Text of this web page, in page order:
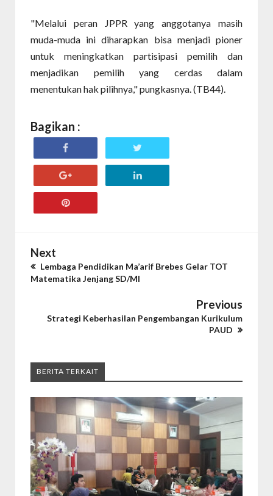
"Melalui peran JPPR yang anggotanya masih
muda-muda ini diharapkan bisa menjadi pioner
untuk meningkatkan partisipasi pemilih dan
menjadikan pemilih yang cerdas dalam
menentukan hak pilihnya," pungkasnya. (TB44).
Bagikan :
Next
Lembaga Pendidikan Ma’arif Brebes Gelar TOT
Matematika Jenjang SD/MI
Previous
Strategi Keberhasilan Pengembangan Kurikulum
PAUD
BERITA TERKAIT